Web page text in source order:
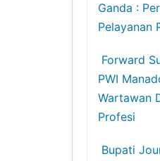
Ganda :
Pelayanan
Forward
PWI
Wartawan
Profesi
Bupati